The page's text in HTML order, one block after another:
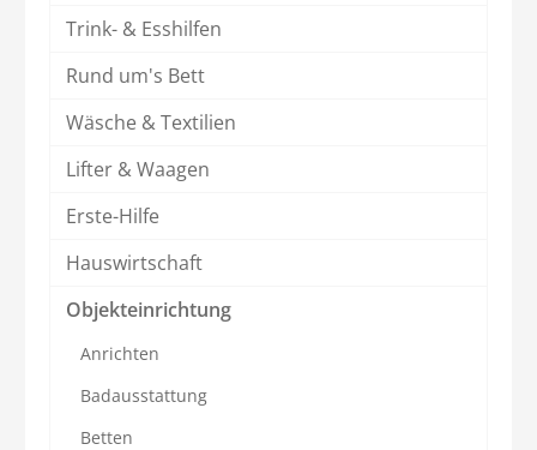
Trink- & Esshilfen
Rund um's Bett
Wäsche & Textilien
Lifter & Waagen
Erste-Hilfe
Hauswirtschaft
Objekteinrichtung
Anrichten
Badausstattung
Betten